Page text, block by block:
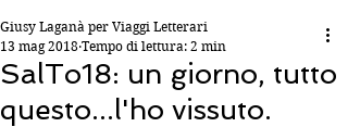
SalTo18: un giorno, tutto
questo...l'ho vissuto.
Giusy Laganà per Viaggi Letterari
13 mag 2018 Tempo di lettura: 2 min